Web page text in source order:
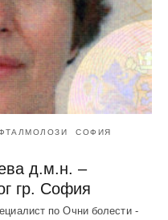
СОФИЯ
д.м.н. –
гр. София
по Очни болести -